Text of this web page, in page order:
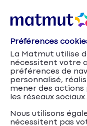
Préférences
La Matmut utilise
nécessitent votre
préférences de
personnalisé,
mener des
les réseaux sociaux.
Nous utilisons
nécessitent pas